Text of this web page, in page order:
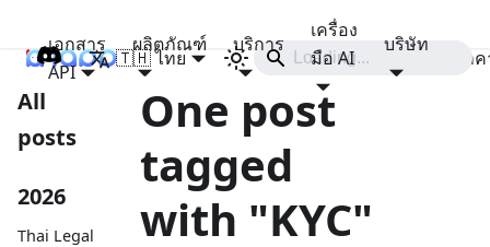
iApp
เอกสาร
API
ผลิตภัณฑ์ บริการ
เครื่อง
มือ AI
บริษัท
รา
🇹🇭 ไทย
All
posts
2026
Thai Legal
One post
tagged
with "KYC"